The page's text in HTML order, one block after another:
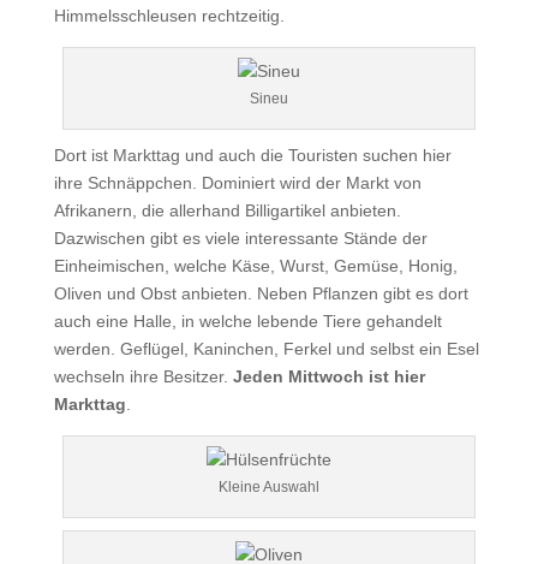
Himmelsschleusen rechtzeitig.
Sineu
Dort ist Markttag und auch die Touristen suchen hier
ihre Schnäppchen. Dominiert wird der Markt von
Afrikanern, die allerhand Billigartikel anbieten.
Dazwischen gibt es viele interessante Stände der
Einheimischen, welche Käse, Wurst, Gemüse, Honig,
Oliven und Obst anbieten. Neben Pflanzen gibt es dort
auch eine Halle, in welche lebende Tiere gehandelt
werden. Geflügel, Kaninchen, Ferkel und selbst ein Esel
wechseln ihre Besitzer. Jeden Mittwoch ist hier
Markttag
Kleine Auswahl